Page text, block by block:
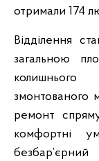
отримали 174
Відділення
загальною
колишнього
змонтованого
ремонт
комфортні